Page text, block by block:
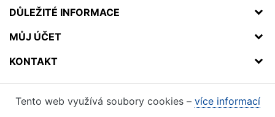
DŮLEŽITÉ INFORMACE
MŮJ ÚČET
KONTAKT
Tento web využívá soubory cookies – více informací